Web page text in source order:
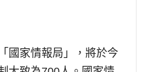
國家情報局」，將於今